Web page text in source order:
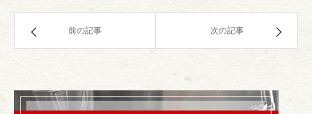
前の記事 次の記事